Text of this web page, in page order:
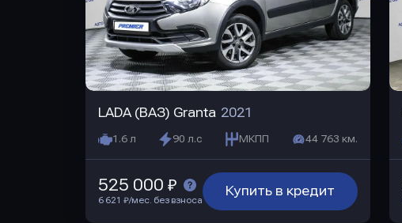
LADA (ВАЗ) Granta 2021
1.6 л 90 л.с МКПП 44 763 км.
Купить в кредит
525 000 ₽
6 621 ₽/мес. без взноса